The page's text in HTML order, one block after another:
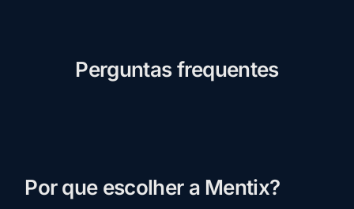
Perguntas frequentes
Por que escolher a Mentix?